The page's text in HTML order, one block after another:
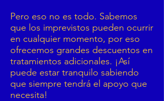
Pero eso no es todo. Sabemos
que los imprevistos pueden ocurrir
en cualquier momento, por eso
ofrecemos grandes descuentos en
tratamientos adicionales. ¡Así
puede estar tranquilo sabiendo
que siempre tendrá el apoyo que
necesita!